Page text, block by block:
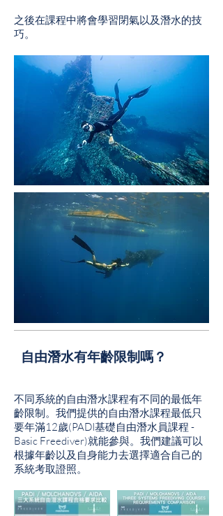
之後在課程中將會學習閉氣以及潛水的技
巧。
自由潛水有年齡限制嗎？
不同系統的自由潛水課程有不同的最低年
齡限制。我們提供的自由潛水課程最低只
要年滿12歲(PADI基礎自由潛水員課程 -
Basic Freediver)就能參與。我們建議可以
根據年齡以及自身能力去選擇適合自己的
系統考取證照。